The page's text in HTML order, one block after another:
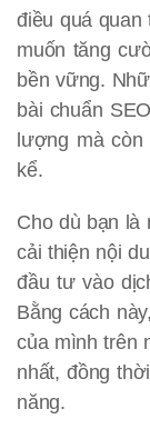
điều quá quan
muốn tăng
bền vững.
bài chuẩn
lượng mà
kể.
Cho dù bạn là
cải thiện nội
đầu tư vào
Bằng cách
của mình trên
nhất, đồng
năng.